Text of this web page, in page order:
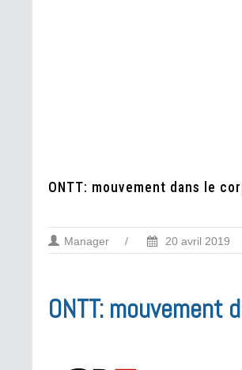
ONTT: mouvement dans le
Manager / 20 avril 2019
ONTT: mouvement